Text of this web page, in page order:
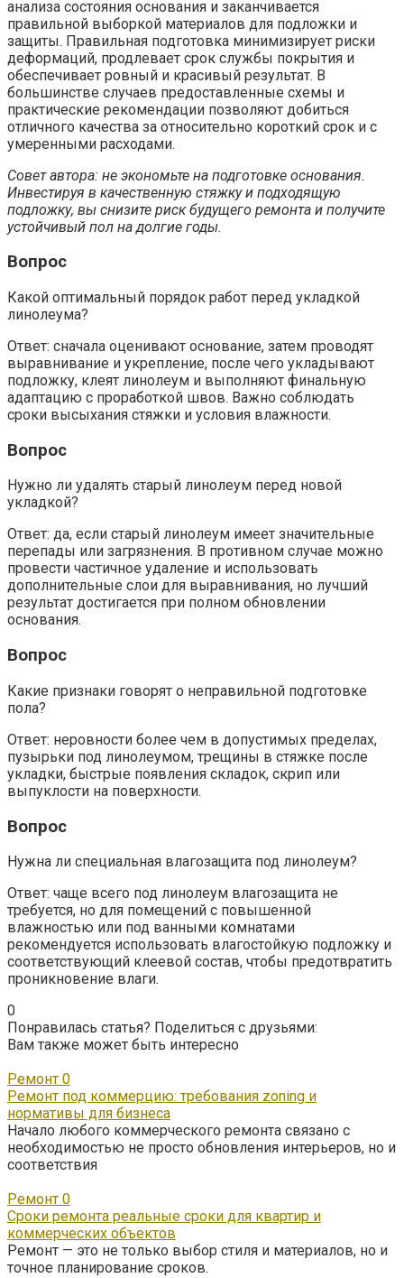
анализа состояния основания и заканчивается
правильной выборкой материалов для подложки и
защиты. Правильная подготовка минимизирует риски
деформаций, продлевает срок службы покрытия и
обеспечивает ровный и красивый результат. В
большинстве случаев предоставленные схемы и
практические рекомендации позволяют добиться
отличного качества за относительно короткий срок и с
умеренными расходами.
Совет автора: не экономьте на подготовке основания.
Инвестируя в качественную стяжку и подходящую
подложку, вы снизите риск будущего ремонта и получите
устойчивый пол на долгие годы.
Вопрос
Какой оптимальный порядок работ перед укладкой
линолеума?
Ответ: сначала оценивают основание, затем проводят
выравнивание и укрепление, после чего укладывают
подложку, клеят линолеум и выполняют финальную
адаптацию с проработкой швов. Важно соблюдать
сроки высыхания стяжки и условия влажности.
Вопрос
Нужно ли удалять старый линолеум перед новой
укладкой?
Ответ: да, если старый линолеум имеет значительные
перепады или загрязнения. В противном случае можно
провести частичное удаление и использовать
дополнительные слои для выравнивания, но лучший
результат достигается при полном обновлении
основания.
Вопрос
Какие признаки говорят о неправильной подготовке
пола?
Ответ: неровности более чем в допустимых пределах,
пузырьки под линолеумом, трещины в стяжке после
укладки, быстрые появления складок, скрип или
выпуклости на поверхности.
Вопрос
Нужна ли специальная влагозащита под линолеум?
Ответ: чаще всего под линолеум влагозащита не
требуется, но для помещений с повышенной
влажностью или под ванными комнатами
рекомендуется использовать влагостойкую подложку и
соответствующий клеевой состав, чтобы предотвратить
проникновение влаги.
0
Понравилась статья? Поделиться с друзьями:
Вам также может быть интересно
Ремонт 0
Ремонт под коммерцию: требования zoning и
нормативы для бизнеса
Начало любого коммерческого ремонта связано с
необходимостью не просто обновления интерьеров, но и
соответствия
Ремонт 0
Сроки ремонта реальные сроки для квартир и
коммерческих объектов
Ремонт — это не только выбор стиля и материалов, но и
точное планирование сроков.